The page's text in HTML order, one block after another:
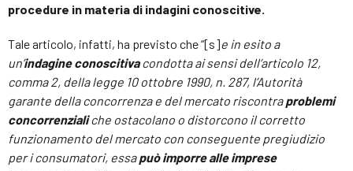
procedure in materia di indagini conoscitive.
Tale articolo, infatti, ha previsto che “[s]e in esito a
un’indagine conoscitivacondotta ai sensi dell’articolo 12,
comma 2, della legge 10 ottobre 1990, n. 287, l’Autorità
garante della concorrenza e del mercato riscontraproblemi
concorrenzialiche ostacolano o distorcono il corretto
funzionamento del mercato con conseguente pregiudizio
per i consumatori, essapuò imporre alle imprese